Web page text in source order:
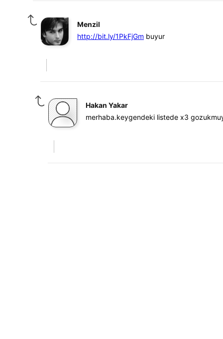
Menzil
http://bit.ly/1PkFjGm buyur
Hakan Yakar
merhaba.keygendeki listede x3